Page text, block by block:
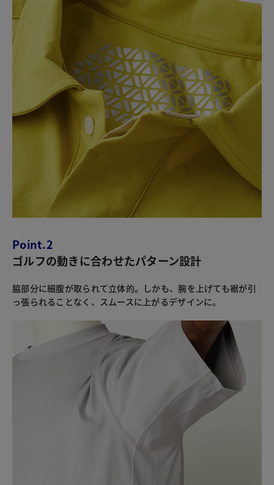
Point.2
ゴルフの動きに合わせたパターン設計
脇部分に細腹が取られて立体的。しかも、腕を上げても裾が引
っ張られることなく、スムースに上がるデザインに。